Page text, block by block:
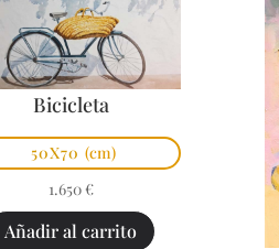
Bicicleta
50X70 (cm)
1.650 €
Añadir al carrito